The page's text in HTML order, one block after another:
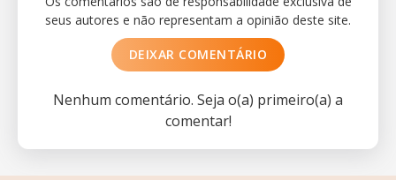
seus autores e não representam a opinião deste site.
DEIXAR COMENTÁRIO
Nenhum comentário. Seja o(a) primeiro(a) a
comentar!